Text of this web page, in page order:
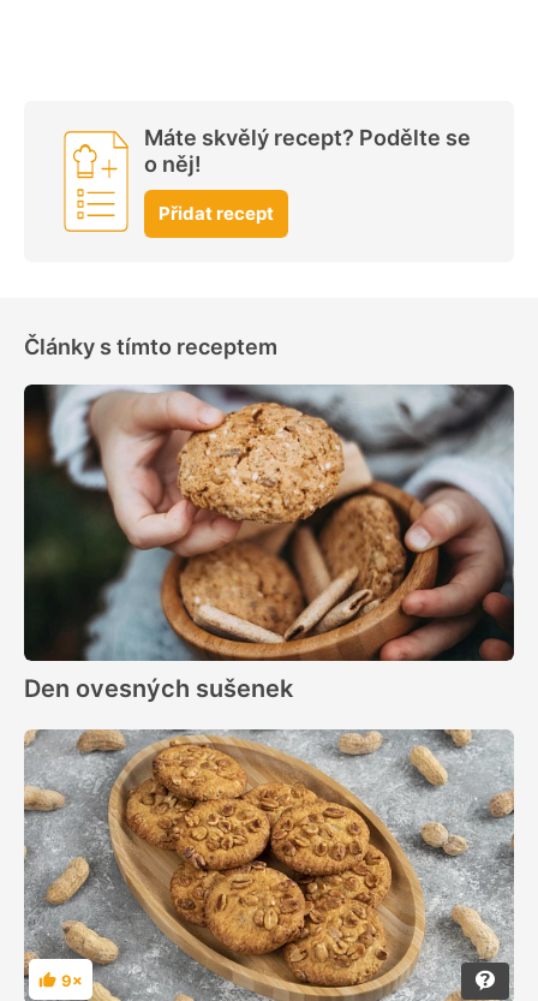
Máte skvělý recept? Podělte se
o něj!
Přidat recept
Články s tímto receptem
Den ovesných sušenek
Hodnocení
9×